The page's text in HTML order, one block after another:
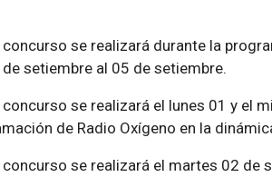
concurso se realizará durante la
setiembre al 05 de setiembre.
concurso se realizará el lunes 01 y el
de Radio Oxígeno en la
concurso se realizará el martes 02 de